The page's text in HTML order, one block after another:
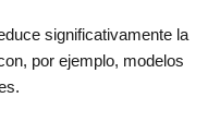
significativamente la
por ejemplo, modelos